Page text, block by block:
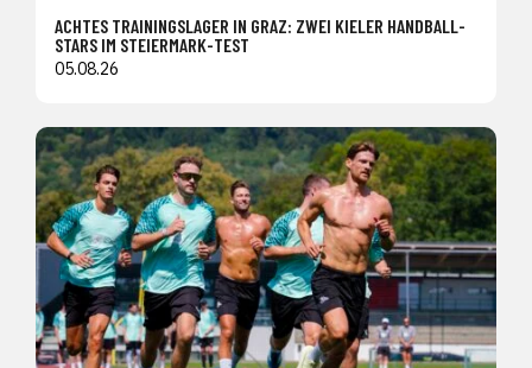
ACHTES TRAININGSLAGER IN GRAZ: ZWEI KIELER HANDBALL-
STARS IM STEIERMARK-TEST
05.08.26